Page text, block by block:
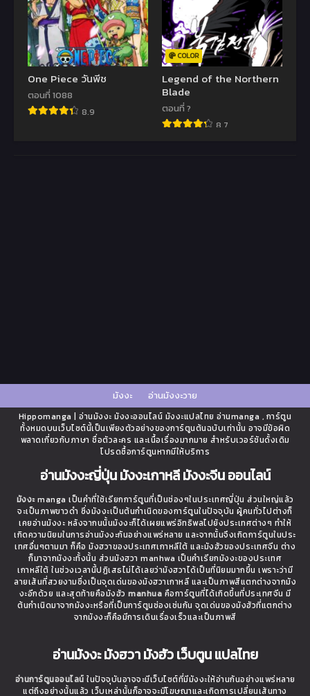
One Piece วันพีช
ตอนที่ 1088
8.9
COLOR
Legend of the Northern
Blade
ตอนที่ ?
8.7
มังงะ อ่านมังงะวาย
Hippomanga | อ่านมังงะ มังงะออนไลน์ มังงะแปลไทย อ่านmanga , การ์ตูน
ทั้งหมดบนเว็บไซต์นี้เป็นเพียงตัวอย่างของการ์ตูนต้นฉบับเท่านั้น อาจมีข้อผิด
พลาดเกี่ยวกับภาษา ชื่อตัวละคร และเนื้อเรื่องมากมาย สำหรับเวอร์ชันดั้งเดิม
โปรดซื้อการ์ตูนหากมีให้บริการ
อ่านมังงะญี่ปุ่น มังงะเกาหลี มังงะจีน ออนไลน์
มังงะmanga เป็นคำที่ใช้เรียกการ์ตูนที่เป็นช่องๆในประเทศญี่ปุ่น ส่วนใหญ่แล้ว
จะเป็นภาพขาวดำ ซึ่งมังงะเป็นต้นกำเนิดของการ์ตูนในปัจจุบัน ผู้คนทั่วไปต่างก็
เคยอ่านมังงะ หลังจากนนั้นมังงะก็ได้เผยแพร่อิทธิพลไปยังประเทศต่างๆ ทำให้
เกิดความนิยมในการอ่านมังงะกันอย่างแพร่หลาย และจากนั้นจึงเกิดการ์ตูนในประ
เทศอื่นๆตามมา ก็คือ มังฮวาของประเทศเกาหลีใต้ และมังฮัวของประเทศจีน ต่าง
ก็มาจากมังงะทั้งนั้น ส่วนมังฮวา manhwa เป็นคำเรียกมังงะของประเทศ
เกาหลีใต้ ในช่วงเวลานี้ปฏิเสธไม่ได้เลยว่ามังฮวาได้เป็นที่นิยมมากขึ้น เพราะว่ามี
ลายเส้นที่สวยงามซึ่งเป็นจุดเด่นของมังฮวาเกาหลี และเป็นภาพสีแตกต่างจากมัง
งะอีกด้วย และสุดท้ายคือมังฮัว manhua คือการ์ตูนที่ได้เกิดขึ้นที่ประเทศจีน มี
ต้นกำเนิดมาจากมังงะหรือที่เป็นการ์ตูนช่องเช่นกัน จุดเด่นของมังฮัวที่แตกต่าง
จากมังงะก็คือมีการเดินเรื่องเร็วและเป็นภาพสี
อ่านมังงะ มังฮวา มังฮัว เว็บตูน แปลไทย
อ่านการ์ตูนออนไลน์ ในปัจจุบันอาจจะมีเว็บไซต์ที่มีมังงะให้อ่านกันอย่างแพร่หลาย
แต่ถึงอย่างนั้นแล้ว เว็บเหล่านั้นก็อาจจะมีโฆษณาและเกิดการเปลี่ยนเส้นทาง